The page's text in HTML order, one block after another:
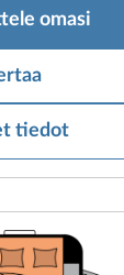
omasi
tiedot